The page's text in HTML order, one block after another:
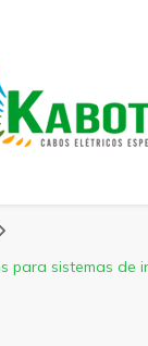
para sistemas de